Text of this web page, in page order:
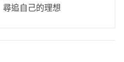
自己的理想